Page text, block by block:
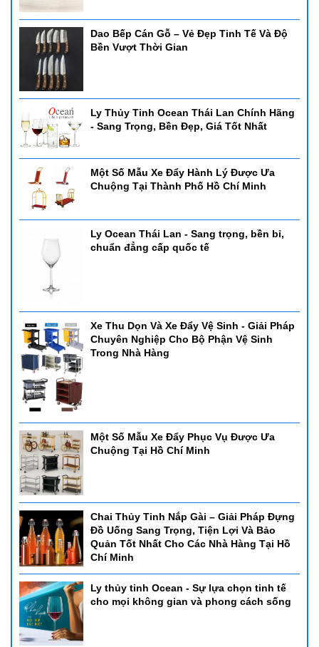
Dao Bếp Cán Gỗ – Vẻ Đẹp Tinh Tế Và Độ
Bền Vượt Thời Gian
Ly Thủy Tinh Ocean Thái Lan Chính Hãng
- Sang Trọng, Bền Đẹp, Giá Tốt Nhất
Một Số Mẫu Xe Đẩy Hành Lý Được Ưa
Chuộng Tại Thành Phố Hồ Chí Minh
Ly Ocean Thái Lan - Sang trọng, bền bỉ,
chuẩn đẳng cấp quốc tế
Xe Thu Dọn Và Xe Đẩy Vệ Sinh - Giải Pháp
Chuyên Nghiệp Cho Bộ Phận Vệ Sinh
Trong Nhà Hàng
Một Số Mẫu Xe Đẩy Phục Vụ Được Ưa
Chuộng Tại Hồ Chí Minh
Chai Thủy Tinh Nắp Gài – Giải Pháp Đựng
Đồ Uống Sang Trọng, Tiện Lợi Và Bảo
Quản Tốt Nhất Cho Các Nhà Hàng Tại Hồ
Chí Minh
Ly thủy tinh Ocean - Sự lựa chọn tinh tế
cho mọi không gian và phong cách sống